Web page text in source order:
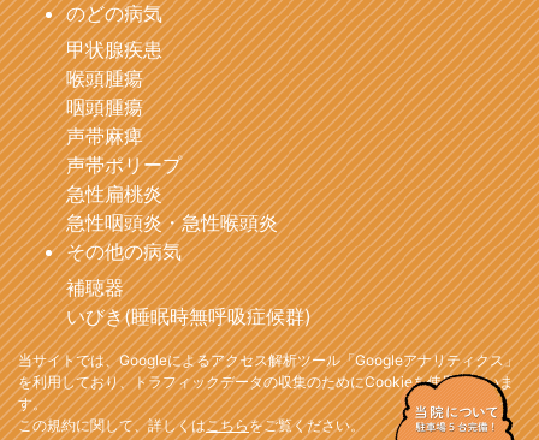
のどの病気
甲状腺疾患
喉頭腫瘍
咽頭腫瘍
声帯麻痺
声帯ポリープ
急性扁桃炎
急性咽頭炎・急性喉頭炎
その他の病気
補聴器
いびき(睡眠時無呼吸症候群)
当サイトでは、Googleによるアクセス解析ツール「Googleアナリティクス」
を利用しており、トラフィックデータの収集のためにCookieを使用していま
す。
この規約に関して、詳しくはこちらをご覧ください。